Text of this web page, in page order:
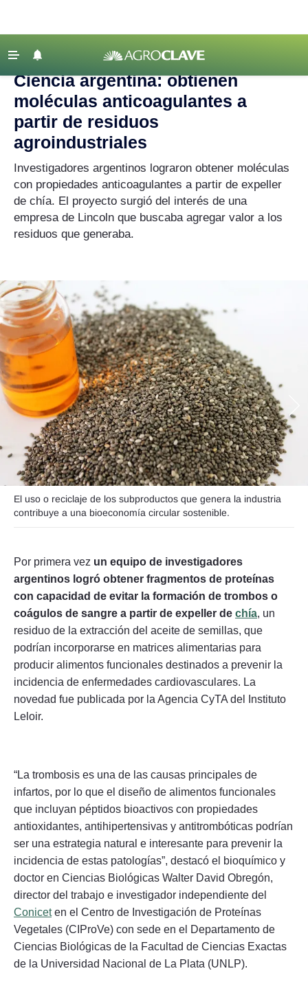
Agricultura
Ganadería
Lechería
Tecnología
Maquinaria agrícola
Regionales
Agronegocios
Mercados
Seguinos
‹ VOLVER
Agroclave ciencia
Ciencia argentina: obtienen
moléculas anticoagulantes a
partir de residuos
agroindustriales
Investigadores argentinos lograron obtener moléculas
con propiedades anticoagulantes a partir de expeller
de chía. El proyecto surgió del interés de una
empresa de Lincoln que buscaba agregar valor a los
residuos que generaba.
El uso o reciclaje de los subproductos que genera la industria
contribuye a una bioeconomía circular sostenible.
Por primera vez un equipo de investigadores
argentinos logró obtener fragmentos de proteínas
con capacidad de evitar la formación de trombos o
coágulos de sangre a partir de expeller de chía, un
residuo de la extracción del aceite de semillas, que
podrían incorporarse en matrices alimentarias para
producir alimentos funcionales destinados a prevenir la
incidencia de enfermedades cardiovasculares. La
novedad fue publicada por la Agencia CyTA del Instituto
Leloir.
“La trombosis es una de las causas principales de
infartos, por lo que el diseño de alimentos funcionales
que incluyan péptidos bioactivos con propiedades
antioxidantes, antihipertensivas y antitrombóticas podrían
ser una estrategia natural e interesante para prevenir la
incidencia de estas patologías”, destacó el bioquímico y
doctor en Ciencias Biológicas Walter David Obregón,
director del trabajo e investigador independiente del
Coniceten el Centro de Investigación de Proteínas
Vegetales (CIProVe) con sede en el Departamento de
Ciencias Biológicas de la Facultad de Ciencias Exactas
de la Universidad Nacional de La Plata (UNLP).